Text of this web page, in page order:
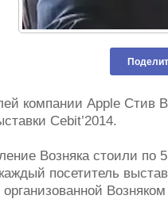
компании Apple Стив
Cebit’2014.
Возняка стоили по
посетитель
организованной